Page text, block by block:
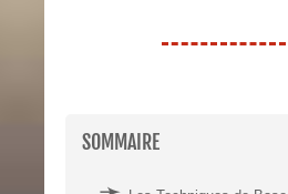
SOMMAIRE